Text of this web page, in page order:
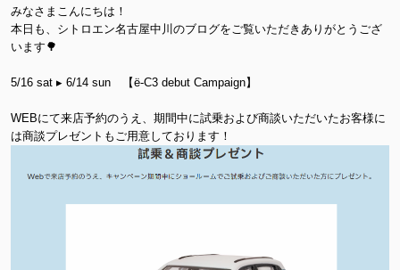
みなさまこんにちは！
本日も、シトロエン名古屋中川のブログをご覧いただきありがとうござ
います🌳
5/16 sat ▸ 6/14 sun 【ë-C3 debut Campaign】
WEBにて来店予約のうえ、期間中に試乗および商談いただいたお客様に
は商談プレゼントもご用意しております！